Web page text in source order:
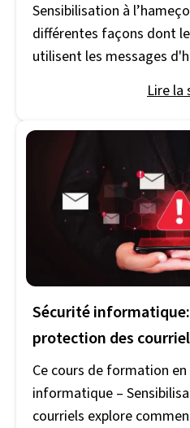
Sensibilisation à
différentes façons dont
utilisent les messages
inciter les victimes à
personnelles et à
réseaux et appareils
utilisent les informations
victimes pour voler leur
attaquent les
victimes avec des
Découvrez les
conséquences et les
d'être victime
Lire la
Sécurité
protection des
Ce cours de formation
informatique –
courriels explore